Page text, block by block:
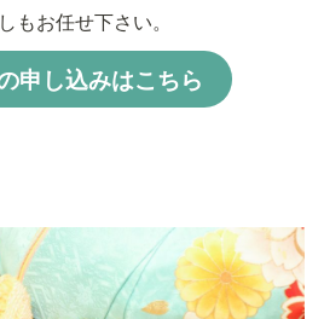
もお任せ下さい。
申し込みはこちら